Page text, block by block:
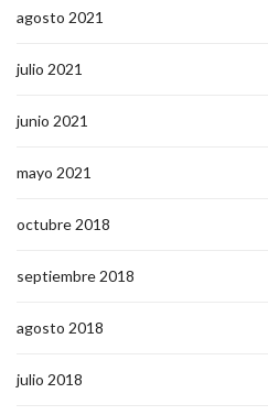
agosto 2021
julio 2021
junio 2021
mayo 2021
octubre 2018
septiembre 2018
agosto 2018
julio 2018